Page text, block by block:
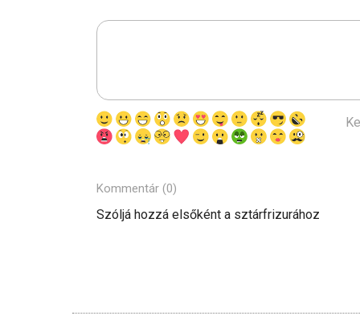
Kommentár (0)
Szóljá hozzá elsőként a sztárfrizurához